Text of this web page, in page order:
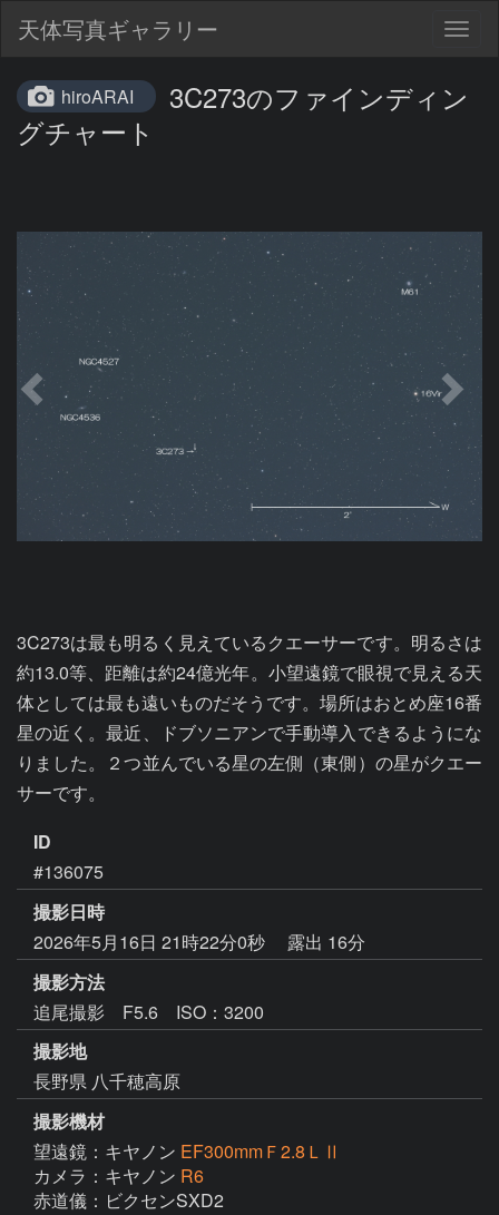
天体写真ギャラリー
hiroARAI
3C273のファインディン
グチャート
3C273は最も明るく見えているクエーサーです。明るさは
約13.0等、距離は約24億光年。小望遠鏡で眼視で見える天
体としては最も遠いものだそうです。場所はおとめ座16番
星の近く。最近、ドブソニアンで手動導入できるようにな
りました。２つ並んでいる星の左側（東側）の星がクエー
サーです。
ID
#136075
撮影日時
2026年5月16日 21時22分0秒
露出 16分
撮影方法
追尾撮影 F5.6 ISO：3200
撮影地
長野県 八千穂高原
撮影機材
望遠鏡：キヤノン EF300mmＦ2.8ＬⅡ
カメラ：キヤノン R6
赤道儀：ビクセンSXD2